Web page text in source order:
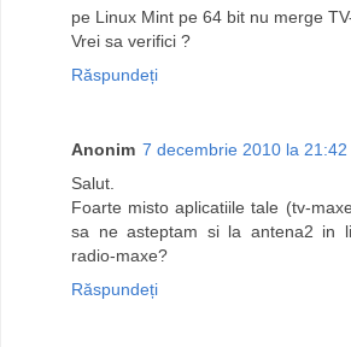
pe Linux Mint pe 64 bit nu merge
Vrei sa verifici ?
Răspundeți
Anonim 7 decembrie 2010 la 21:42
Salut.
Foarte misto aplicatiile tale (tv-
sa ne asteptam si la antena2 in
radio-maxe?
Răspundeți